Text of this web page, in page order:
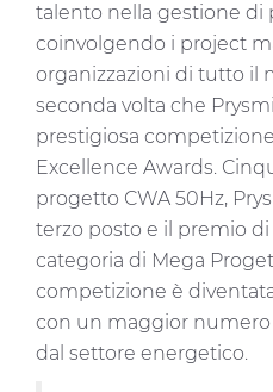
talento nella gestione
coinvolgendo i project
organizzazioni di tutto il
seconda volta che
prestigiosa
Excellence Awards.
progetto CWA 50Hz,
terzo posto e il premio
categoria di Mega
competizione è
con un maggior
dal settore energetico.